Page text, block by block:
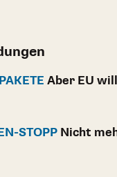
Aber EU
STOPP Nicht